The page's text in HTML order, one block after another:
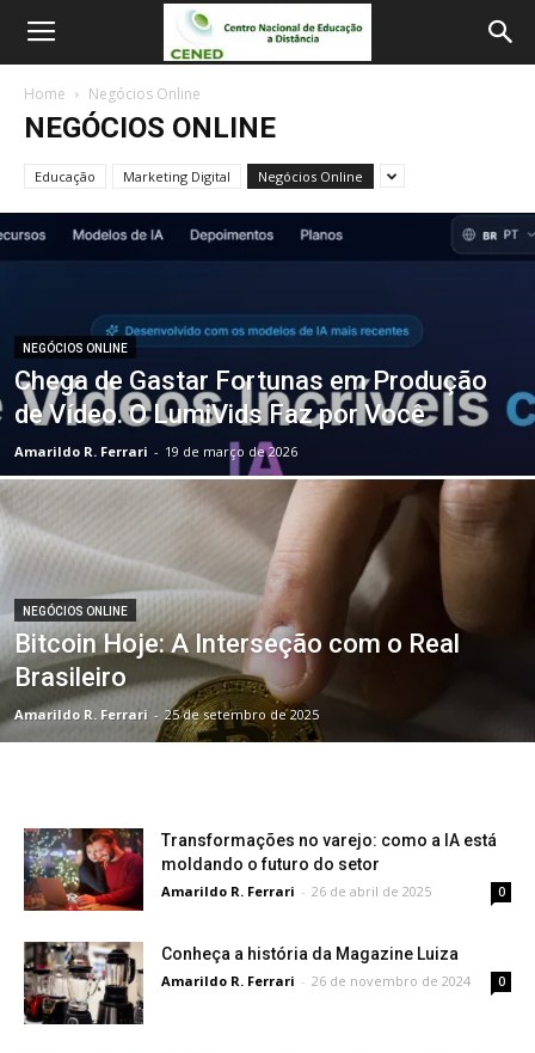
Home Negócios Online
NEGÓCIOS ONLINE
Educação Marketing Digital Negócios Online
NEGÓCIOS ONLINE
Chega de Gastar Fortunas em Produção
de Vídeo. O LumiVids Faz por Você
Amarildo R. Ferrari - 19 de março de 2026
NEGÓCIOS ONLINE
Bitcoin Hoje: A Interseção com o Real
Brasileiro
Amarildo R. Ferrari - 25 de setembro de 2025
Transformações no varejo: como a IA está
moldando o futuro do setor
Amarildo R. Ferrari - 26 de abril de 2025 0
Conheça a história da Magazine Luiza
Amarildo R. Ferrari - 26 de novembro de 2024 0